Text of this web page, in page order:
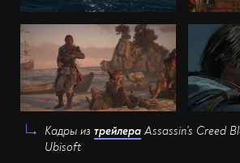
Кадры из трейлераAssassin's Creed
Ubisoft